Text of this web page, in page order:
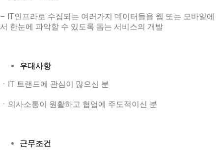
– IT인프라로 수집되는 여러가지 데이터들을 웹 또는 모바일에
서 한눈에 파악할 수 있도록 돕는 서비스의 개발
우대사항
ㆍIT 트랜드에 관심이 많으신 분
ㆍ의사소통이 원활하고 협업에 주도적이신 분
근무조건